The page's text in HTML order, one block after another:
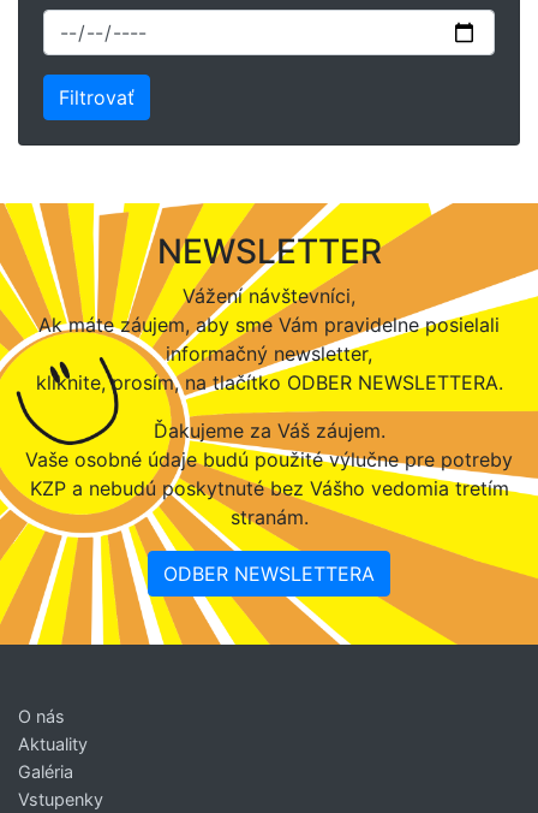
NEWSLETTER
Vážení návštevníci,
Ak máte záujem, aby sme Vám pravidelne posielali
informačný newsletter,
kliknite, prosím, na tlačítko ODBER NEWSLETTERA.
Ďakujeme za Váš záujem.
Vaše osobné údaje budú použité výlučne pre potreby
KZP a nebudú poskytnuté bez Vášho vedomia tretím
stranám.
ODBER NEWSLETTERA
O nás
Aktuality
Galéria
Vstupenky